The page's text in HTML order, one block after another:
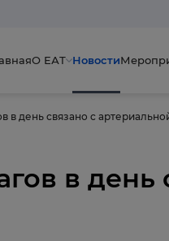
О ЕАТ Новости
в день связано с
в день